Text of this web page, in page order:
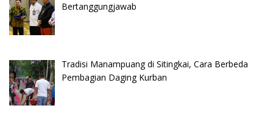
Bertanggungjawab
Tradisi Manampuang di Sitingkai, Cara Berbeda
Pembagian Daging Kurban